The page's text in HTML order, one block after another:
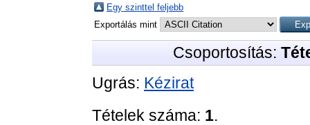
Egy szinttel feljebb
Exportálás mint
Csoportosítás:
Ugrás: Kézirat
Tételek száma: 1.